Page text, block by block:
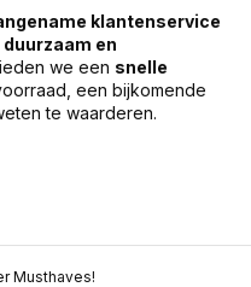
klantenservice
duurzaam en
we een snelle
een bijkomende
te waarderen.
Musthaves!